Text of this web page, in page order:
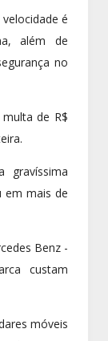
é
além de
no
de R$
gravíssima
em mais de
Benz -
custam
móveis